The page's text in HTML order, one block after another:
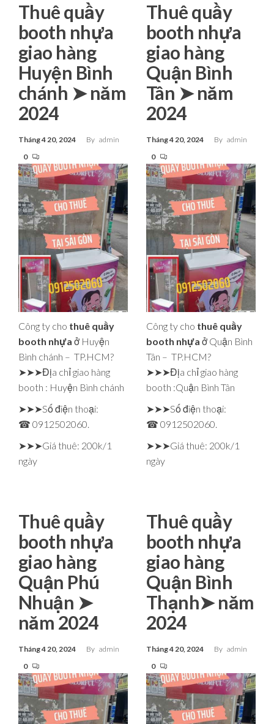
Thuê quầy
booth nhựa
giao hàng
Huyện Bình
chánh ➤ năm
2024
Tháng 4 20, 2024 By admin
0
Công ty cho thuê quầy
booth nhựa ở Huyện
Bình chánh – TP.HCM?
➤➤➤Địa chỉ giao hàng
booth : Huyện Bình chánh
➤➤➤Số điện thoại:
☎ 0912502060.
➤➤➤Giá thuê: 200k/1
ngày
Thuê quầy
booth nhựa
giao hàng
Quận Bình
Tân ➤ năm
2024
Tháng 4 20, 2024 By admin
0
Công ty cho thuê quầy
booth nhựa ở Quận Bình
Tân – TP.HCM?
➤➤➤Địa chỉ giao hàng
booth :Quận Bình Tân
➤➤➤Số điện thoại:
☎ 0912502060.
➤➤➤Giá thuê: 200k/1
ngày
Thuê quầy
booth nhựa
giao hàng
Quận Phú
Nhuận ➤
năm 2024
Tháng 4 20, 2024 By admin
0
Thuê quầy
booth nhựa
giao hàng
Quận Bình
Thạnh➤ năm
2024
Tháng 4 20, 2024 By admin
0